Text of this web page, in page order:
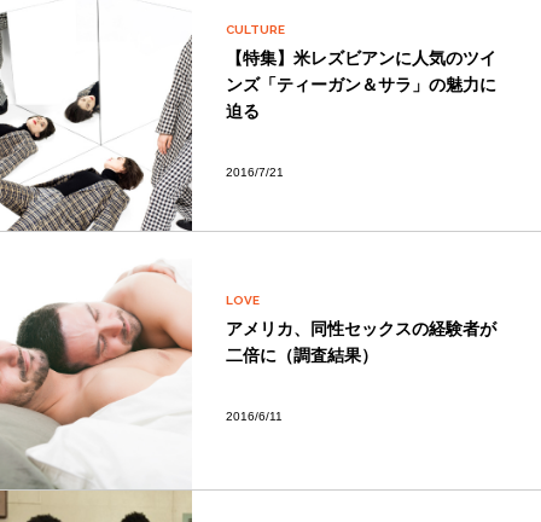
CULTURE
【特集】米レズビアンに人気のツイ
ンズ「ティーガン＆サラ」の魅力に
迫る
2016/7/21
LOVE
アメリカ、同性セックスの経験者が
二倍に（調査結果）
2016/6/11